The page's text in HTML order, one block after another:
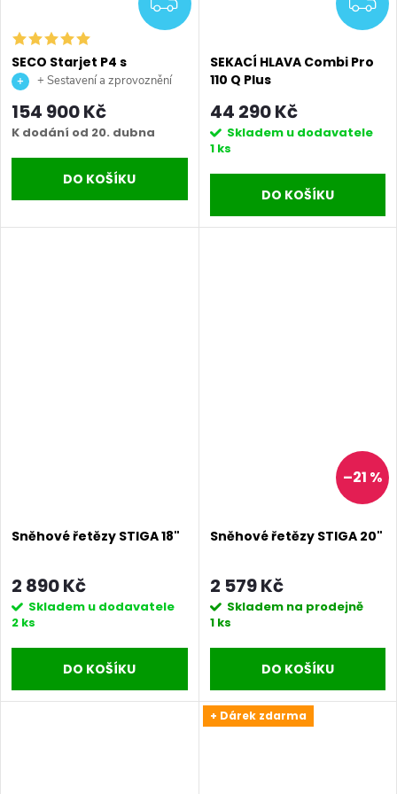
SECO Starjet P4 s
motorem Kawasaki FS 651
+ Sestavení a zprovoznění
stroje + doprava až na vaši
zahradu.
154 900 Kč
K dodání od 20. dubna
DO KOŠÍKU
SEKACÍ HLAVA Combi Pro
110 Q Plus
44 290 Kč
Skladem u dodavatele
1 ks
DO KOŠÍKU
Sněhové řetězy STIGA 18"
2 890 Kč
Skladem u dodavatele
2 ks
DO KOŠÍKU
–21 %
Sněhové řetězy STIGA 20"
2 579 Kč
Skladem na prodejně
1 ks
DO KOŠÍKU
+ Dárek zdarma